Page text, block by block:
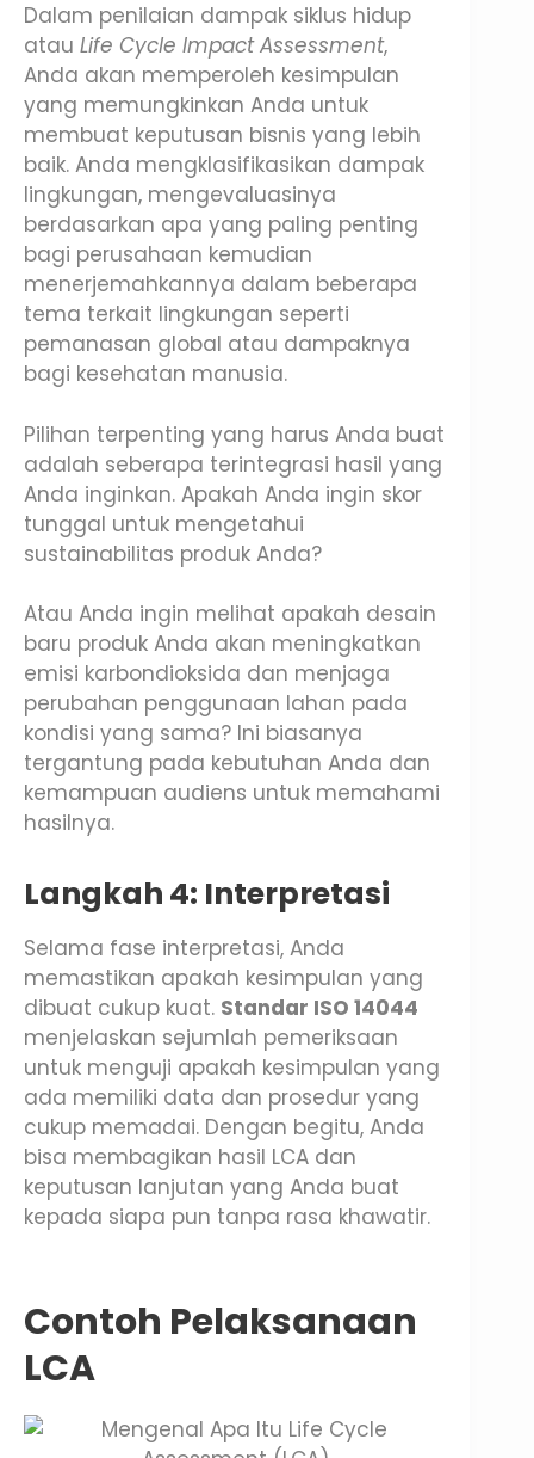
Dalam penilaian dampak siklus hidup
atau Life Cycle Impact Assessment,
Anda akan memperoleh kesimpulan
yang memungkinkan Anda untuk
membuat keputusan bisnis yang lebih
baik. Anda mengklasifikasikan dampak
lingkungan, mengevaluasinya
berdasarkan apa yang paling penting
bagi perusahaan kemudian
menerjemahkannya dalam beberapa
tema terkait lingkungan seperti
pemanasan global atau dampaknya
bagi kesehatan manusia.
Pilihan terpenting yang harus Anda buat
adalah seberapa terintegrasi hasil yang
Anda inginkan. Apakah Anda ingin skor
tunggal untuk mengetahui
sustainabilitas produk Anda?
Atau Anda ingin melihat apakah desain
baru produk Anda akan meningkatkan
emisi karbondioksida dan menjaga
perubahan penggunaan lahan pada
kondisi yang sama? Ini biasanya
tergantung pada kebutuhan Anda dan
kemampuan audiens untuk memahami
hasilnya.
Langkah 4: Interpretasi
Selama fase interpretasi, Anda
memastikan apakah kesimpulan yang
dibuat cukup kuat. Standar ISO 14044
menjelaskan sejumlah pemeriksaan
untuk menguji apakah kesimpulan yang
ada memiliki data dan prosedur yang
cukup memadai. Dengan begitu, Anda
bisa membagikan hasil LCA dan
keputusan lanjutan yang Anda buat
kepada siapa pun tanpa rasa khawatir.
Contoh Pelaksanaan
LCA